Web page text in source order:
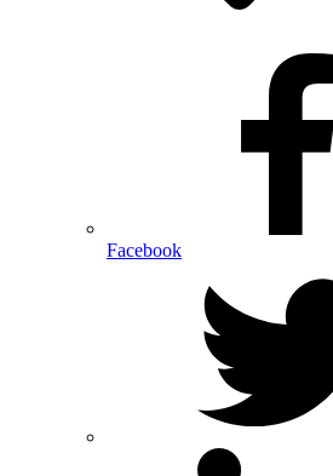
Facebook